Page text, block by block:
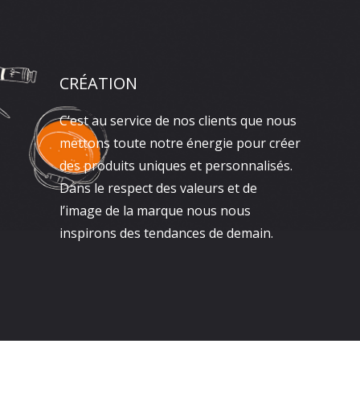
CRÉATION
C’est au service de nos clients que nous
mettons toute notre énergie pour créer
des produits uniques et personnalisés.
Dans le respect des valeurs et de
l’image de la marque nous nous
inspirons des tendances de demain.